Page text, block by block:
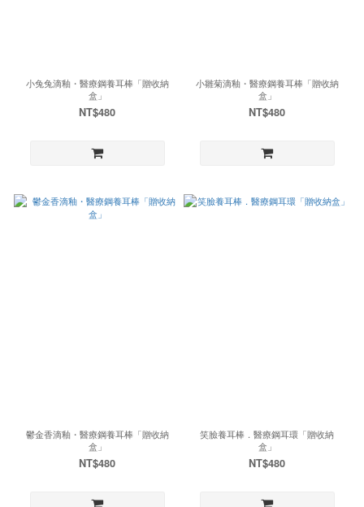
小兔兔滴釉・醫療鋼養耳棒「贈收納
盒」
NT$480
小雛菊滴釉・醫療鋼養耳棒「贈收納
盒」
NT$480
鬱金香滴釉・醫療鋼養耳棒「贈收納
盒」
NT$480
笑臉養耳棒．醫療鋼耳環「贈收納
盒」
NT$480